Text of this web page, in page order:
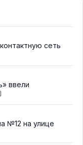
сеть
ввели
№12 на улице